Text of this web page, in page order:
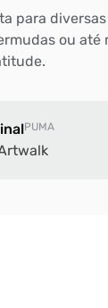
para
ou até
PUMA